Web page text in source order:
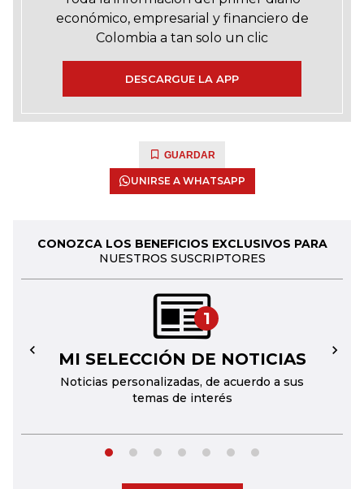
económico, empresarial y financiero de
Colombia a tan solo un clic
DESCARGUE LA APP
GUARDAR
UNIRSE A WHATSAPP
CONOZCA LOS BENEFICIOS EXCLUSIVOS PARA
NUESTROS SUSCRIPTORES
1
MI SELECCIÓN DE NOTICIAS
Noticias personalizadas, de acuerdo a sus
temas de interés
← →